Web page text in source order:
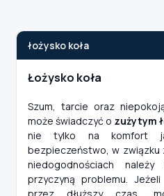
łożysko koła
Łożysko koła
Szum, tarcie oraz
może świadczyć o zużytym
nie tylko na komfort
bezpieczeństwo, w
niedogodnościach
przyczyną problemu.